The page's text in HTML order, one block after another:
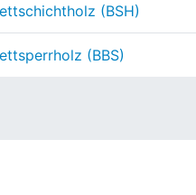
(BSH)
(BBS)